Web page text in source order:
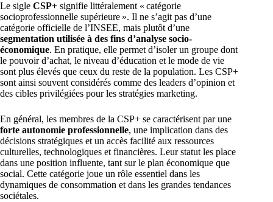
Le sigle CSP+ signifie littéralement « catégorie
socioprofessionnelle supérieure ». Il ne s’agit pas d’une
catégorie officielle de l’INSEE, mais plutôt d’une
segmentation utilisée à des fins d’analyse socio-
économique. En pratique, elle permet d’isoler un groupe dont
le pouvoir d’achat, le niveau d’éducation et le mode de vie
sont plus élevés que ceux du reste de la population. Les CSP+
sont ainsi souvent considérés comme des leaders d’opinion et
des cibles privilégiées pour les stratégies marketing.
En général, les membres de la CSP+ se caractérisent par une
forte autonomie professionnelle, une implication dans des
décisions stratégiques et un accès facilité aux ressources
culturelles, technologiques et financières. Leur statut les place
dans une position influente, tant sur le plan économique que
social. Cette catégorie joue un rôle essentiel dans les
dynamiques de consommation et dans les grandes tendances
sociétales.